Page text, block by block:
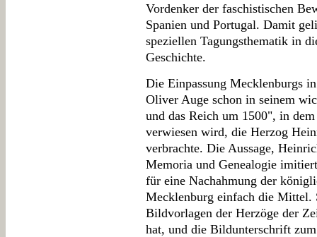
Vordenker der faschistischen
Spanien und Portugal. Damit
speziellen Tagungsthematik in
Geschichte.
Die Einpassung Mecklenburgs
Oliver Auge schon in seinem
und das Reich um 1500", in
verwiesen wird, die Herzog
verbrachte. Die Aussage,
Memoria und Genealogie
für eine Nachahmung der
Mecklenburg einfach die Mittel.
Bildvorlagen der Herzöge der
hat, und die Bildunterschrift